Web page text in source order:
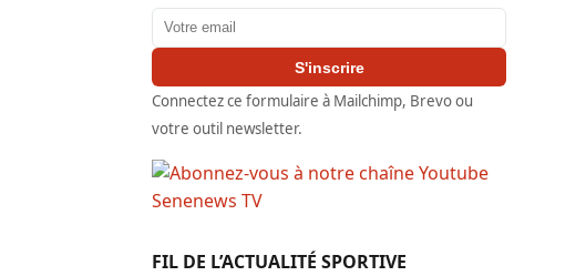
Adresse email
S'inscrire
Connectez ce formulaire à Mailchimp, Brevo ou
votre outil newsletter.
FIL DE L’ACTUALITÉ SPORTIVE